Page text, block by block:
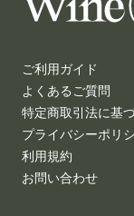
ご利用ガイド
よくあるご質問
特定商取引法に基
プライバシーポリ
利用規約
お問い合わせ